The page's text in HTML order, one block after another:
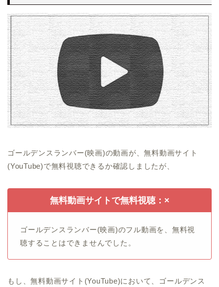
ゴールデンスランバー(映画)の動画が、無料動画サイト
(YouTube)で無料視聴できるか確認しましたが、
無料動画サイトで無料視聴：×
ゴールデンスランバー(映画)のフル動画を、無料視
聴することはできませんでした。
もし、無料動画サイト(YouTube)において、ゴールデンス